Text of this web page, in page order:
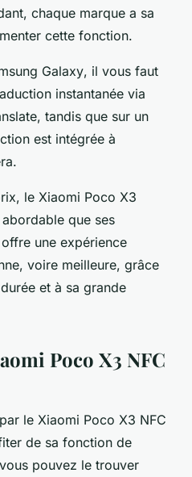
chaque marque a sa
cette fonction.
Galaxy, il vous faut
instantanée via
, tandis que sur un
est intégrée à
le Xiaomi Poco X3
que ses
une expérience
voire meilleure, grâce
et à sa grande
Poco X3 NFC
le Xiaomi Poco X3 NFC
de sa fonction de
pouvez le trouver